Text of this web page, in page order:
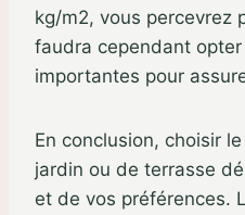
kg/m2, vous percevrez
faudra cependant
importantes pour
En conclusion, choisir
jardin ou de terrasse
et de vos préférences.